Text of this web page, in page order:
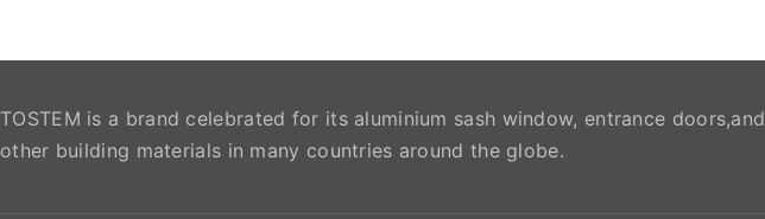
TOSTEM is a brand celebrated for its aluminium sash window, entrance doors,and
other building materials in many countries around the globe.